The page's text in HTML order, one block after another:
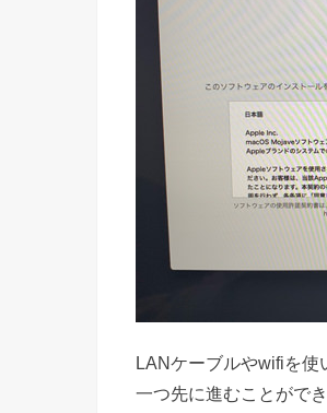
LANケーブルやwifiを
一つ先に進むことができ